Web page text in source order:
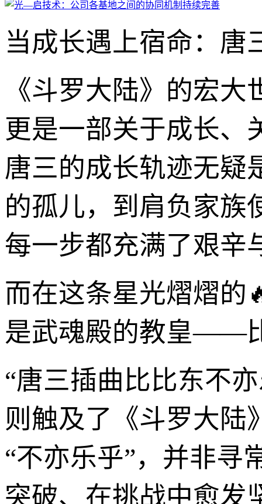
当成长遇上宿命：唐
《斗罗大陆》的宏
更是一部关于成长、
唐三的成长轨迹无疑
的孤儿，到肩负家族
每一步都充满了艰辛
而在这条星光熠熠的
是武魂殿的教皇——
“唐三插曲比比东不
则触及了《斗罗大陆
“不亦乐乎”，并非寻
突破、在挑战中愈发